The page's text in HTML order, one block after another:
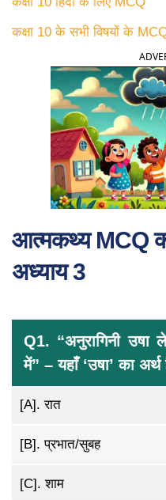
कक्षा 10 के सभी विषयों के
आत्मकथ्य MCQ
अध्याय 3
Q1. “अनुरागिनी उषा
में” – यहाँ ‘उषा’ का अर्थ
[A].रात
[B].प्रभात/सुबह
[C].शाम